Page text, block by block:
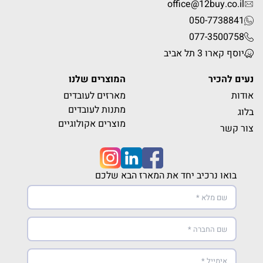
office@12buy.co.il
050-7738841
077-3500758
יוסף קארו 3 תל אביב
נעים להכיר
אודות
בלוג
צור קשר
המוצרים שלנו
מארזים לעובדים
מתנות לעובדים
מוצרים אקולוגיים
בואו נרכיב יחד את המארז הבא שלכם